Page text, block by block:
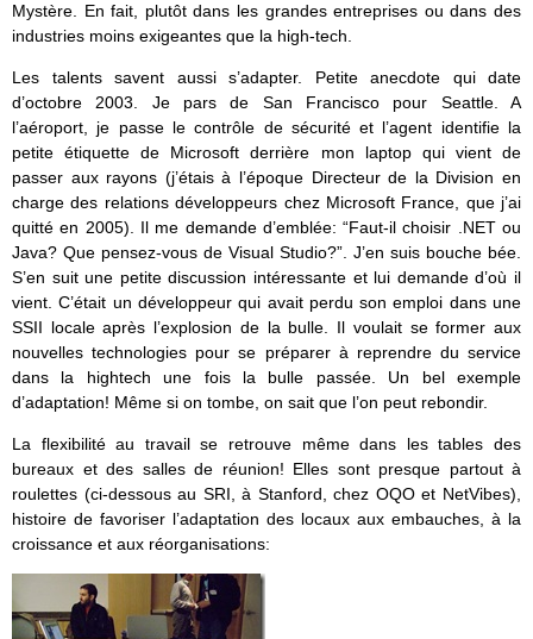
Mystère. En fait, plutôt dans les grandes entreprises ou dans des
industries moins exigeantes que la high-tech.
Les talents savent aussi s’adapter. Petite anecdote qui date
d’octobre 2003. Je pars de San Francisco pour Seattle. A
l’aéroport, je passe le contrôle de sécurité et l’agent identifie la
petite étiquette de Microsoft derrière mon laptop qui vient de
passer aux rayons (j’étais à l’époque Directeur de la Division en
charge des relations développeurs chez Microsoft France, que j’ai
quitté en 2005). Il me demande d’emblée: “Faut-il choisir .NET ou
Java? Que pensez-vous de Visual Studio?”. J’en suis bouche bée.
S’en suit une petite discussion intéressante et lui demande d’où il
vient. C’était un développeur qui avait perdu son emploi dans une
SSII locale après l’explosion de la bulle. Il voulait se former aux
nouvelles technologies pour se préparer à reprendre du service
dans la hightech une fois la bulle passée. Un bel exemple
d’adaptation! Même si on tombe, on sait que l’on peut rebondir.
La flexibilité au travail se retrouve même dans les tables des
bureaux et des salles de réunion! Elles sont presque partout à
roulettes (ci-dessous au SRI, à Stanford, chez OQO et NetVibes),
histoire de favoriser l’adaptation des locaux aux embauches, à la
croissance et aux réorganisations: